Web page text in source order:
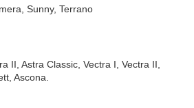
Sunny, Terrano
II, Astra Classic, Vectra I, Vectra II,
Ascona.